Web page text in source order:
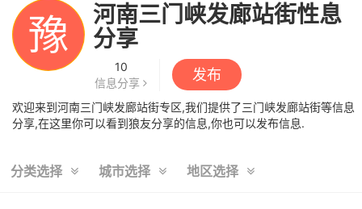
豫
河南三门峡发廊站街性息
分享
10
信息分享
发布
欢迎来到河南三门峡发廊站街专区,我们提供了三门峡发廊站街等信息
分享,在这里你可以看到狼友分享的信息,你也可以发布信息.
分类选择 城市选择 地区选择